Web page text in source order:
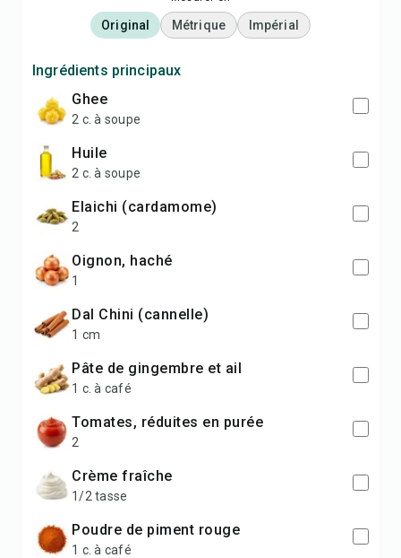
Original Métrique Impérial
Ingrédients principaux
Ghee
2 c. à soupe
Huile
2 c. à soupe
Elaichi (cardamome)
2
Oignon, haché
1
Dal Chini (cannelle)
1 cm
Pâte de gingembre et ail
1 c. à café
Tomates, réduites en purée
2
Crème fraîche
1/2 tasse
Poudre de piment rouge
1 c. à café